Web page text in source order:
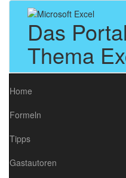
Das
Thema
Home
Formeln
Tipps
Gastautoren